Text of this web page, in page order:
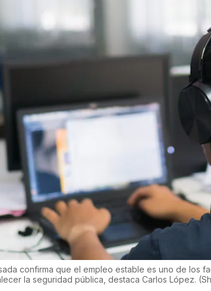
confirma que el empleo estable es uno de los
la seguridad pública, destaca Carlos López. (